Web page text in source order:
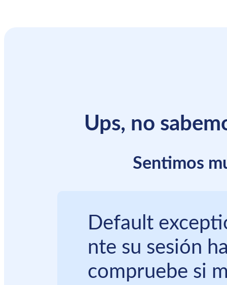
Ups, no
Sentimos
Default
nte su sesión
compruebe si